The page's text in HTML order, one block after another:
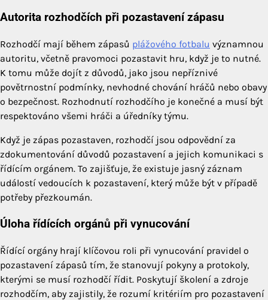
Autorita rozhodčích při pozastavení zápasu
Rozhodčí mají během zápasů plážového fotbalu významnou
autoritu, včetně pravomoci pozastavit hru, když je to nutné.
K tomu může dojít z důvodů, jako jsou nepříznivé
povětrnostní podmínky, nevhodné chování hráčů nebo obavy
o bezpečnost. Rozhodnutí rozhodčího je konečné a musí být
respektováno všemi hráči a úředníky týmu.
Když je zápas pozastaven, rozhodčí jsou odpovědní za
zdokumentování důvodů pozastavení a jejich komunikaci s
řídícím orgánem. To zajišťuje, že existuje jasný záznam
událostí vedoucích k pozastavení, který může být v případě
potřeby přezkoumán.
Úloha řídících orgánů při vynucování
Řídící orgány hrají klíčovou roli při vynucování pravidel o
pozastavení zápasů tím, že stanovují pokyny a protokoly,
kterými se musí rozhodčí řídit. Poskytují školení a zdroje
rozhodčím, aby zajistily, že rozumí kritériím pro pozastavení